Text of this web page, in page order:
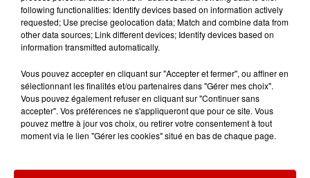
7 août 2026
Pape Léon XIV en France : quel
est son programme ?
Jeux Voir plus
following functionalities: Identify devices based on information actively
requested; Use precise geolocation data; Match and combine data from
other data sources; Link different devices; Identify devices based on
information transmitted automatically.
Vous pouvez accepter en cliquant sur "Accepter et fermer", ou affiner en
sélectionnant les finalités et/ou partenaires dans "Gérer mes choix".
Vous pouvez également refuser en cliquant sur "Continuer sans
accepter". Vos préférences ne s'appliqueront que pour ce site. Vous
pouvez mettre à jour vos choix, ou retirer votre consentement à tout
moment via le lien "Gérer les cookies" situé en bas de chaque page.